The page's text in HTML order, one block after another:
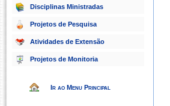
Disciplinas Ministradas
Projetos de Pesquisa
Atividades de Extensão
Projetos de Monitoria
Ir ao Menu Principal